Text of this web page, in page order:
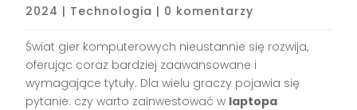
2024 | Technologia | 0 komentarzy
Świat gier komputerowych nieustannie się rozwija,
oferując coraz bardziej zaawansowane i
wymagające tytuły. Dla wielu graczy pojawia się
pytanie: czy warto zainwestować w laptopa